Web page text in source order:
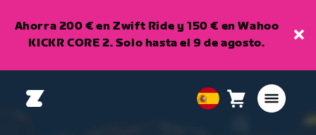
Ahorra 200 € en Zwift Ride y 150 € en Wahoo
KICKR CORE 2. Solo hasta el 9 de agosto.
EuropeanCarro0